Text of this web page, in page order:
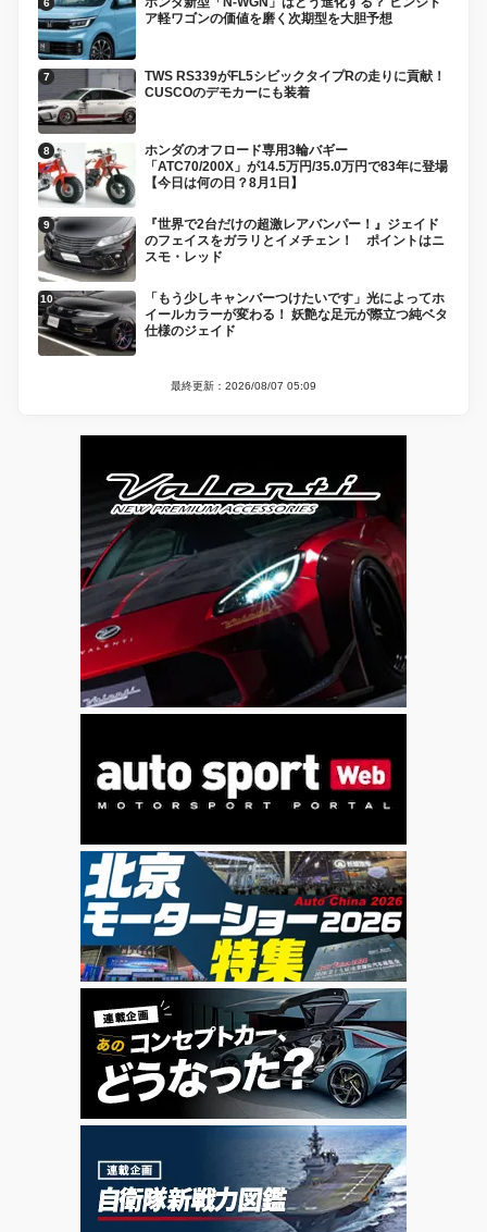
ア軽ワゴンの価値を磨く次期型を大胆予想
TWS RS339がFL5シビックタイプRの走りに貢献！
CUSCOのデモカーにも装着
ホンダのオフロード専用3輪バギー
「ATC70/200X」が14.5万円/35.0万円で83年に登場
【今日は何の日？8月1日】
『世界で2台だけの超激レアバンパー！』ジェイド
のフェイスをガラリとイメチェン！ ポイントはニ
スモ・レッド
「もう少しキャンバーつけたいです」光によってホ
イールカラーが変わる！ 妖艶な足元が際立つ純ベタ
仕様のジェイド
最終更新：2026/08/07 05:09